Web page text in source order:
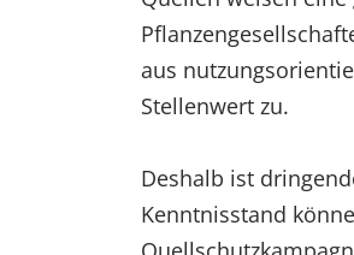
aus
Stellenwert zu.
Deshalb ist
Kenntnisstand